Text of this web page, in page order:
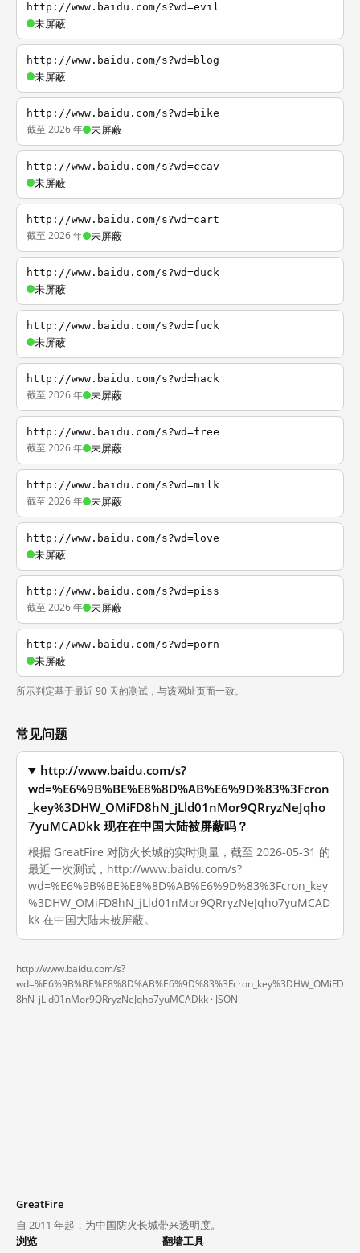
http://www.baidu.com/s?wd=evil
未屏蔽
http://www.baidu.com/s?wd=blog
未屏蔽
http://www.baidu.com/s?wd=bike
截至 2026 年 未屏蔽
http://www.baidu.com/s?wd=ccav
未屏蔽
http://www.baidu.com/s?wd=cart
截至 2026 年 未屏蔽
http://www.baidu.com/s?wd=duck
未屏蔽
http://www.baidu.com/s?wd=fuck
未屏蔽
http://www.baidu.com/s?wd=hack
截至 2026 年 未屏蔽
http://www.baidu.com/s?wd=free
截至 2026 年 未屏蔽
http://www.baidu.com/s?wd=milk
截至 2026 年 未屏蔽
http://www.baidu.com/s?wd=love
未屏蔽
http://www.baidu.com/s?wd=piss
截至 2026 年 未屏蔽
http://www.baidu.com/s?wd=porn
未屏蔽
所示判定基于最近 90 天的测试，与该网址页面一致。
常见问题
http://www.baidu.com/s?
wd=%E6%9B%BE%E8%8D%AB%E6%9D%83%3Fcron
_key%3DHW_OMiFD8hN_jLld01nMor9QRryzNeJqho
7yuMCADkk 现在在中国大陆被屏蔽吗？
根据 GreatFire 对防火长城的实时测量，截至 2026-05-31 的
最近一次测试，http://www.baidu.com/s?
wd=%E6%9B%BE%E8%8D%AB%E6%9D%83%3Fcron_key
%3DHW_OMiFD8hN_jLld01nMor9QRryzNeJqho7yuMCAD
kk 在中国大陆未被屏蔽。
http://www.baidu.com/s?
wd=%E6%9B%BE%E8%8D%AB%E6%9D%83%3Fcron_key%3DHW_OMiFD
8hN_jLld01nMor9QRryzNeJqho7yuMCADkk · JSON
GreatFire
自 2011 年起，为中国防火长城带来透明度。
浏览
翻墙工具